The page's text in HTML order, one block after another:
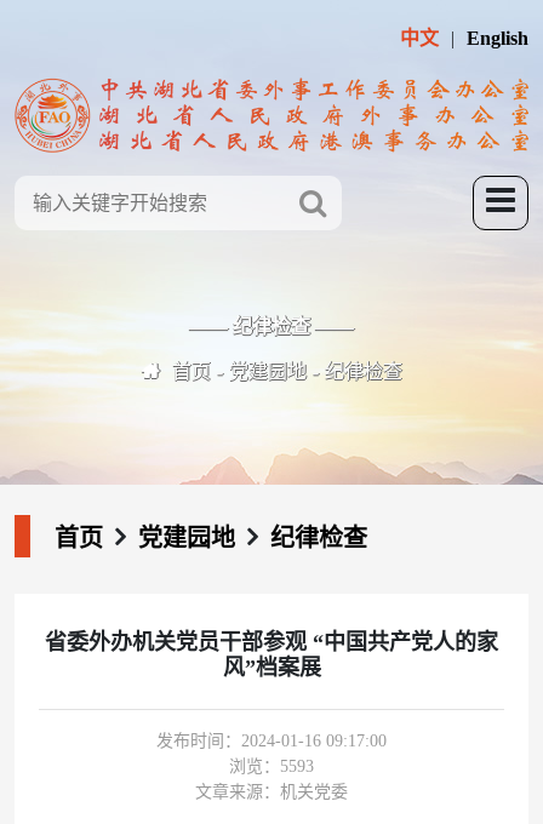
中文 English
—— 纪律检查 ——
首页 党建园地 纪律检查
首页 党建园地 纪律检查
省委外办机关党员干部参观 “中国共产党人的家
风”档案展
发布时间：2024-01-16 09:17:00
浏览： 5593
文章来源：机关党委